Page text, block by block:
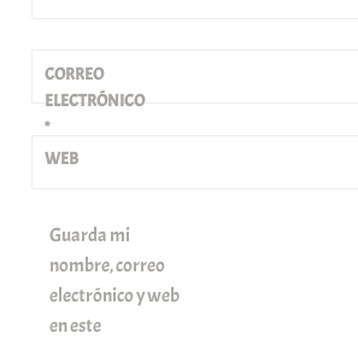
CORREO
ELECTRÓNICO
*
WEB
Guarda mi
nombre, correo
electrónico y web
en este